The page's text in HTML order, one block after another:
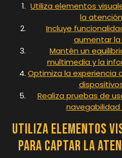
Utiliza elementos
la
Incluye
aumentar
Mantén un
multimedia y la
Optimiza la experiencia
Realiza pruebas de
navegabilidad
Utiliza elementos
para captar la